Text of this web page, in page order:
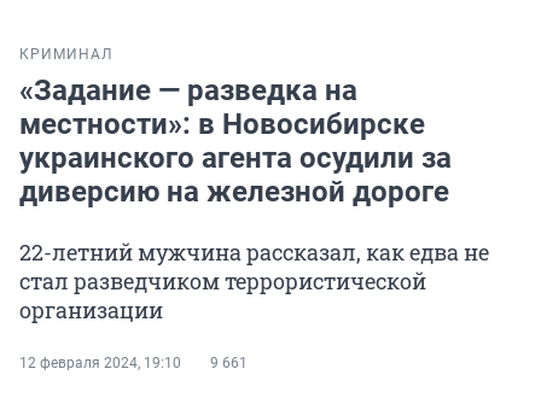
КРИМИНАЛ
«Задание — разведка на
местности»: в Новосибирске
украинского агента осудили за
диверсию на железной дороге
22-летний мужчина рассказал, как едва не
стал разведчиком террористической
организации
12 февраля 2024, 19:10 9 661